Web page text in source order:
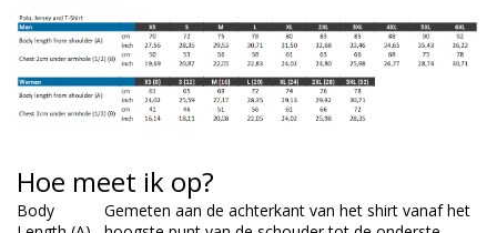
Hoe meet ik op?
Body
Gemeten aan de achterkant van het shirt vanaf het